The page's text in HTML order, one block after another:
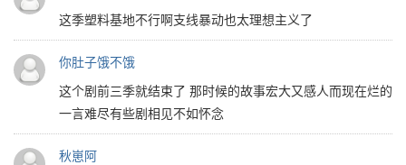
这季塑料基地不行啊支线暴动也太理想主义了
你肚子饿不饿
这个剧前三季就结束了 那时候的故事宏大又感人而现在烂的
一言难尽有些剧相见不如怀念
秋崽阿